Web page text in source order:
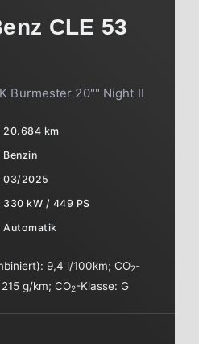
CLE 53
Burmester 20"" Night II
20.684 km
Benzin
03/2025
330 kW / 449 PS
Automatik
9,4 l/100km;CO2-
215 g/km;CO2-Klasse:G